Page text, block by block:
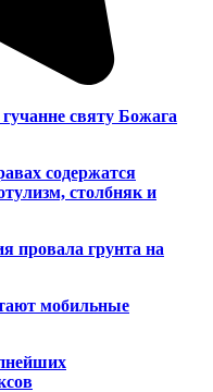
святу Божага
содержатся
столбняк и
провала грунта на
мобильные